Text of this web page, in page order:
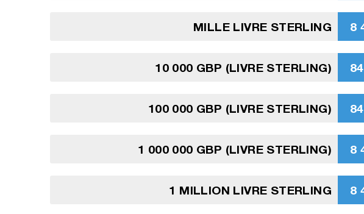
MILLE LIVRE STERLING 8
10 000 GBP (LIVRE STERLING)
100 000 GBP (LIVRE STERLING)
1 000 000 GBP (LIVRE STERLING) 8
1 MILLION LIVRE STERLING 8